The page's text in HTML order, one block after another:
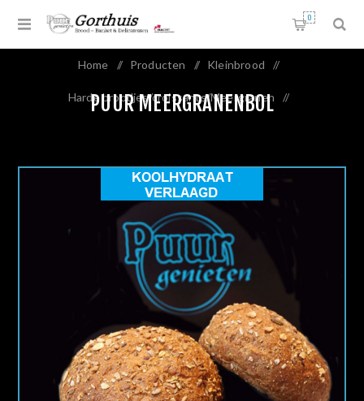
0
Home / Producten / Kleinbrood /
Harde broodjes/croissants/Meergranen /
PUUR MEERGRANENBOL